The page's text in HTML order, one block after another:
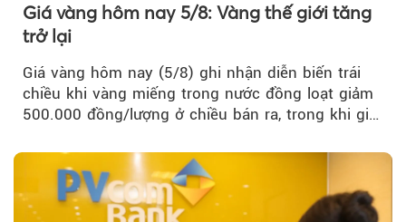
Giá vàng hôm nay 5/8: Vàng thế giới tăng
trở lại
Giá vàng hôm nay (5/8) ghi nhận diễn biến trái
chiều khi vàng miếng trong nước đồng loạt giảm
500.000 đồng/lượng ở chiều bán ra, trong khi giá
thương hiệu.